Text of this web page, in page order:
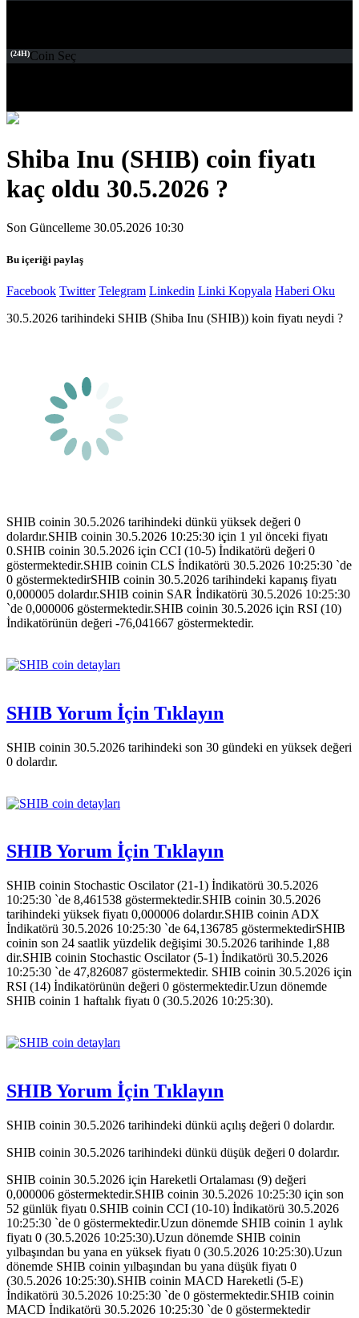
(24H)Coin Seç
Shiba Inu (SHIB) coin fiyatı
kaç oldu 30.5.2026 ?
Son Güncelleme 30.05.2026 10:30
Bu içeriği paylaş
Facebook Twitter Telegram Linkedin Linki Kopyala Haberi Oku
30.5.2026 tarihindeki SHIB (Shiba Inu (SHIB)) koin fiyatı neydi ?
SHIB coinin 30.5.2026 tarihindeki dünkü yüksek değeri 0
dolardır.SHIB coinin 30.5.2026 10:25:30 için 1 yıl önceki fiyatı
0.SHIB coinin 30.5.2026 için CCI (10-5) İndikatörü değeri 0
göstermektedir.SHIB coinin CLS İndikatörü 30.5.2026 10:25:30 `de
0 göstermektedirSHIB coinin 30.5.2026 tarihindeki kapanış fiyatı
0,000005 dolardır.SHIB coinin SAR İndikatörü 30.5.2026 10:25:30
`de 0,000006 göstermektedir.SHIB coinin 30.5.2026 için RSI (10)
İndikatörünün değeri -76,041667 göstermektedir.
SHIB Yorum İçin Tıklayın
SHIB coinin 30.5.2026 tarihindeki son 30 gündeki en yüksek değeri
0 dolardır.
SHIB Yorum İçin Tıklayın
SHIB coinin Stochastic Oscilator (21-1) İndikatörü 30.5.2026
10:25:30 `de 8,461538 göstermektedir.SHIB coinin 30.5.2026
tarihindeki yüksek fiyatı 0,000006 dolardır.SHIB coinin ADX
İndikatörü 30.5.2026 10:25:30 `de 64,136785 göstermektedirSHIB
coinin son 24 saatlik yüzdelik değişimi 30.5.2026 tarihinde 1,88
dir.SHIB coinin Stochastic Oscilator (5-1) İndikatörü 30.5.2026
10:25:30 `de 47,826087 göstermektedir. SHIB coinin 30.5.2026 için
RSI (14) İndikatörünün değeri 0 göstermektedir.Uzun dönemde
SHIB coinin 1 haftalık fiyatı 0 (30.5.2026 10:25:30).
SHIB Yorum İçin Tıklayın
SHIB coinin 30.5.2026 tarihindeki dünkü açılış değeri 0 dolardır.
SHIB coinin 30.5.2026 tarihindeki dünkü düşük değeri 0 dolardır.
SHIB coinin 30.5.2026 için Hareketli Ortalaması (9) değeri
0,000006 göstermektedir.SHIB coinin 30.5.2026 10:25:30 için son
52 günlük fiyatı 0.SHIB coinin CCI (10-10) İndikatörü 30.5.2026
10:25:30 `de 0 göstermektedir.Uzun dönemde SHIB coinin 1 aylık
fiyatı 0 (30.5.2026 10:25:30).Uzun dönemde SHIB coinin
yılbaşından bu yana en yüksek fiyatı 0 (30.5.2026 10:25:30).Uzun
dönemde SHIB coinin yılbaşından bu yana düşük fiyatı 0
(30.5.2026 10:25:30).SHIB coinin MACD Hareketli (5-E)
İndikatörü 30.5.2026 10:25:30 `de 0 göstermektedir.SHIB coinin
MACD İndikatörü 30.5.2026 10:25:30 `de 0 göstermektedir